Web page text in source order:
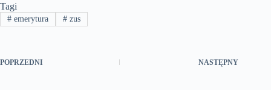
Tagi
#emerytura #zus
POPRZEDNI NASTĘPNY